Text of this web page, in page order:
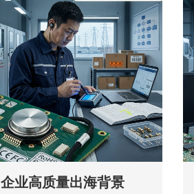
企业高质量出海背景